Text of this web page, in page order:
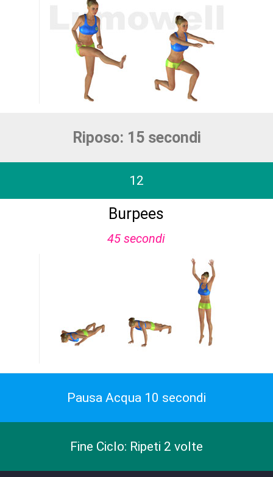
Riposo: 15 secondi
12
Burpees
45 secondi
Pausa Acqua 10 secondi
Fine Ciclo: Ripeti 2 volte